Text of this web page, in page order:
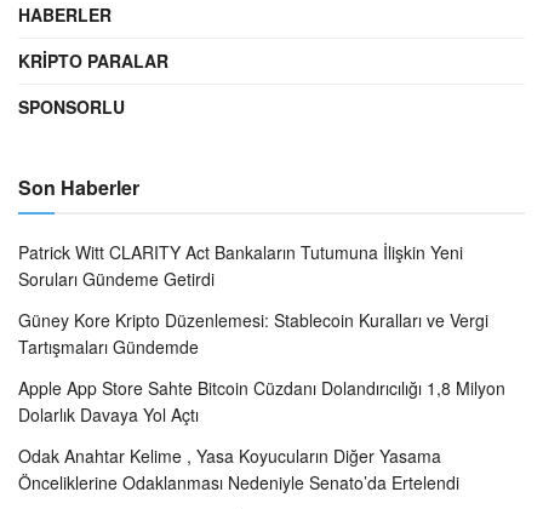
HABERLER
KRIPTO PARALAR
SPONSORLU
Son Haberler
Patrick Witt CLARITY Act Bankaların Tutumuna İlişkin Yeni
Soruları Gündeme Getirdi
Güney Kore Kripto Düzenlemesi: Stablecoin Kuralları ve Vergi
Tartışmaları Gündemde
Apple App Store Sahte Bitcoin Cüzdanı Dolandırıcılığı 1,8 Milyon
Dolarlık Davaya Yol Açtı
Odak Anahtar Kelime , Yasa Koyucuların Diğer Yasama
Önceliklerine Odaklanması Nedeniyle Senato’da Ertelendi